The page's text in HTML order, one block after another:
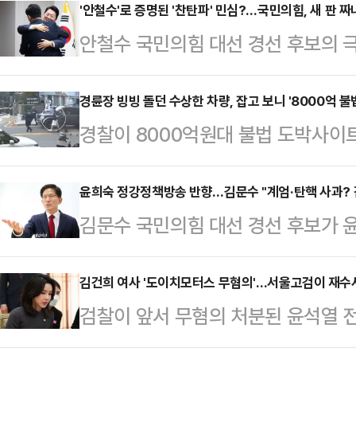
이낙연 새미래민주당 상임고문이
임고문은 25일 '법의 날'을 맞아 페
그리고 법치주의를 다시 생각하게
치주의가 건강하다는 믿음을 국민
을 만드는 사람들, 법으로 사는 사
고 있다"며 "특히 정…
'안철수'로 증명된 '찬탄파' 민심?…국민의힘, 새 판 짜
안철수 국민의힘 대선 경선 후보의
령 파면 찬성 쪽으로 기울고 있음을
지지층의 여론을 의식하며 윤 전 대
국민의힘이 이를 계기로 전략을 새
따르면 '찬탄(탄핵 찬성)파' 안철수
명으로 압축하는 1차 컷오프를 통
2차 경선 진출자로 가장 유력하게
강에 진…
경륜장 빙빙 돌던 수상한 차량, 잡고 보니 '8000억 불
경찰이 8000억원대 불법 도박사이
추격전 끝에 붙잡았다.25일 경찰에
23일 서울 관악구 신림역 일대에
했다.경찰은 A씨가 몰던 차량이 경
상하게 여겨 조회한 결과 수배 차량
A씨는 불응했고, 도주하는 그를
과 A씨는 2022년∼2024년 3년간
혐의로 경찰 수…
윤희숙 정강정책방송 반향…김문수 "계엄·탄핵 사과
김문수 국민의힘 대선 경선 후보가
연설로 증폭된 '계엄·탄핵 사과 논
건 간단한 오엑스(OX) 문제가 아
일 오전 여의도 대하빌딩 캠프 사무
계엄 대국민사과 내용을 담은 정강
김건희 여사 '도이치모터스 무혐의'…서울고검이 재수
검찰이 앞서 무혐의 처분된 윤석열
터스 주가조작 사건을 다시 수사하